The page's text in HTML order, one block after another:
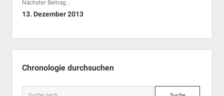
Nächster Beitrag...
13. Dezember 2013
Chronologie durchsuchen
Suche